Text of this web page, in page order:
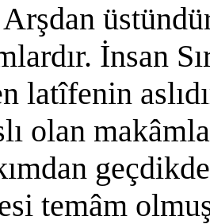
İnsan
latîfenin
olan
temâm